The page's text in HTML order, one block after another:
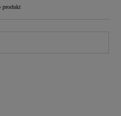
produkt
płatności